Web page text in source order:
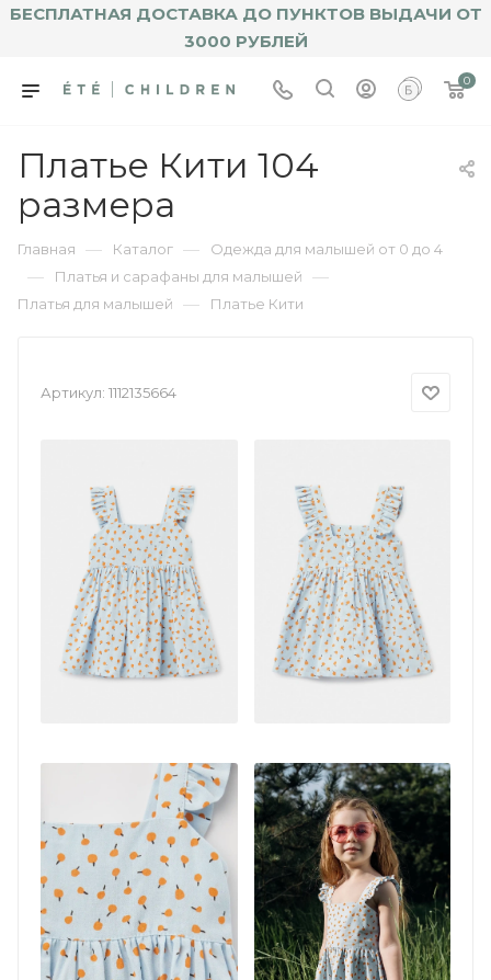
БЕСПЛАТНАЯ ДОСТАВКА ДО ПУНКТОВ ВЫДАЧИ ОТ
3000 РУБЛЕЙ
0
Платье Кити 104
размера
Главная — Каталог — Одежда для малышей от 0 до 4
— Платья и сарафаны для малышей —
Платья для малышей — Платье Кити
Артикул: 1112135664